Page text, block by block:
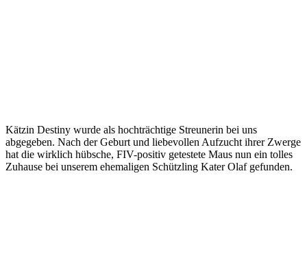
Kätzin Destiny wurde als hochträchtige Streunerin bei uns
abgegeben. Nach der Geburt und liebevollen Aufzucht ihrer Zwerge
hat die wirklich hübsche, FIV-positiv getestete Maus nun ein tolles
Zuhause bei unserem ehemaligen Schützling Kater Olaf gefunden.